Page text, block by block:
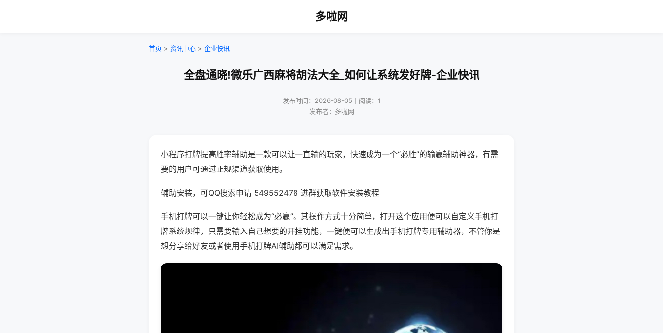
多啦网
首页 > 资讯中心 > 企业快讯
全盘通晓!微乐广西麻将胡法大全_如何让系统发好牌-企业快讯
发布时间：2026-08-05｜阅读：1
发布者：多啦网
小程序打牌提高胜率辅助是一款可以让一直输的玩家，快速成为一个“必胜”的输赢辅助神器，有需
要的用户可通过正规渠道获取使用。
辅助安装，可QQ搜索申请 549552478 进群获取软件安装教程
手机打牌可以一键让你轻松成为“必赢”。其操作方式十分简单，打开这个应用便可以自定义手机打
牌系统规律，只需要输入自己想要的开挂功能，一键便可以生成出手机打牌专用辅助器，不管你是
想分享给好友或者使用手机打牌AI辅助都可以满足需求。